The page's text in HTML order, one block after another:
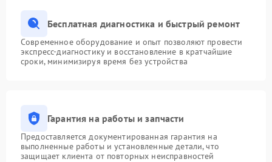
Бесплатная диагностика и быстрый ремонт
Современное оборудование и опыт позволяют провести
экспресс-диагностику и восстановление в кратчайшие
сроки, минимизируя время без устройства
Гарантия на работы и запчасти
Предоставляется документированная гарантия на
выполненные работы и установленные детали, что
защищает клиента от повторных неисправностей